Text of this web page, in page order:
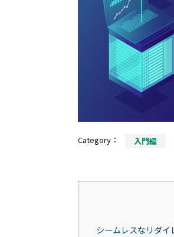
Category： 入門編
シームレスなリダ